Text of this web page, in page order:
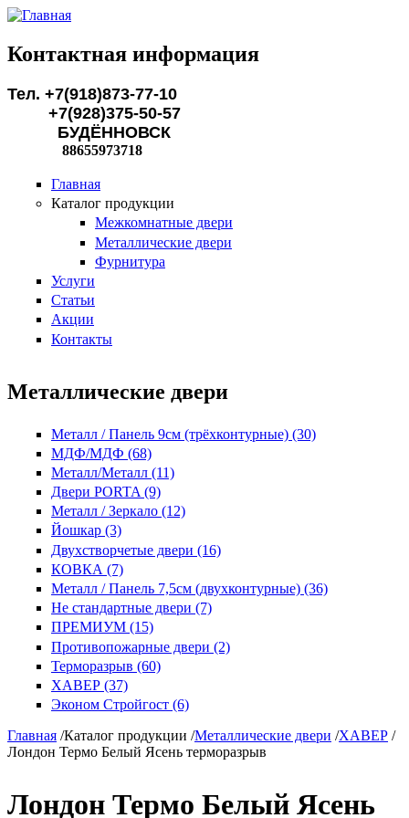
Перейти к основному содержанию
Контактная информация
Тел. +7(918)873-77-10
+7(928)375-50-57
БУДЁННОВСК
88655973718
Главная
Каталог продукции
Межкомнатные двери
Металлические двери
Фурнитура
Услуги
Статьи
Акции
Контакты
Металлические двери
Металл / Панель 9см (трёхконтурные) (30)
МДФ/МДФ (68)
Металл/Металл (11)
Двери PORTA (9)
Металл / Зеркало (12)
Йошкар (3)
Двухстворчетые двери (16)
КОВКА (7)
Металл / Панель 7,5см (двухконтурные) (36)
Не стандартные двери (7)
ПРЕМИУМ (15)
Противопожарные двери (2)
Терморазрыв (60)
ХАВЕР (37)
Эконом Стройгост (6)
Главная /Каталог продукции /Металлические двери /ХАВЕР /
Лондон Термо Белый Ясень терморазрыв
Лондон Термо Белый Ясень